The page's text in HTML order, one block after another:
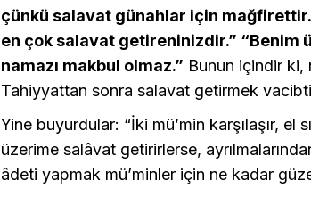
çünkü salavat günahlar için
en çok salavat getireninizdir.”
namazı makbul olmaz.” Bunun içindir
Tahiyyattan sonra salavat getirmek
Yine buyurdular: “İki mü’min karşılaşır, el
üzerime salâvat getirirlerse,
âdeti yapmak mü’minler için ne kadar